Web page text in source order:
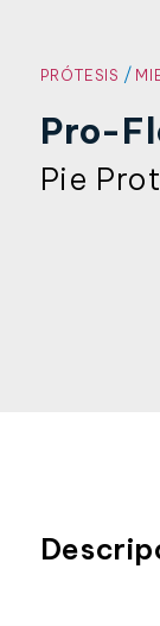
PRÓTESIS /
Pro-
Pie